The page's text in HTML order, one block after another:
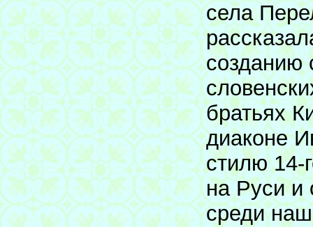
села
созданию
братьях
диаконе
стилю 14-
на Руси и
среди